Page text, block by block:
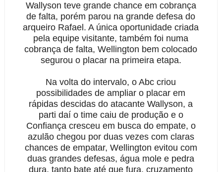
Wallyson teve grande chance em cobrança
de falta, porém parou na grande defesa do
arqueiro Rafael. A única oportunidade criada
pela equipe visitante, também foi numa
cobrança de falta, Wellington bem colocado
segurou o placar na primeira etapa.
Na volta do intervalo, o Abc criou
possibilidades de ampliar o placar em
rápidas descidas do atacante Wallyson, a
parti daí o time caiu de produção e o
Confiança cresceu em busca do empate, o
azulão chegou por duas vezes com claras
chances de empatar, Wellington evitou com
duas grandes defesas, água mole e pedra
dura, tanto bate até que fura, cruzamento